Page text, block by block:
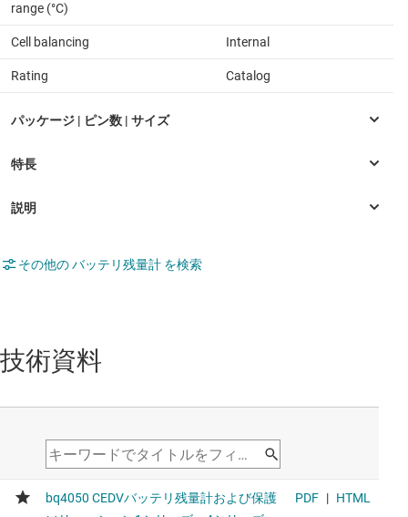
range (°C)
Cell balancing Internal
Rating Catalog
その他の バッテリ残量計 を検索
技術資料